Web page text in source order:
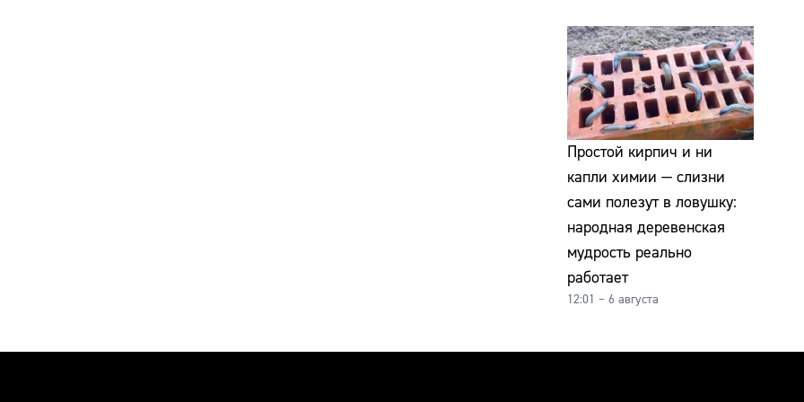
Простой кирпич и ни
капли химии — слизни
сами полезут в ловушку:
народная деревенская
мудрость реально
работает
12:01 – 6 августа